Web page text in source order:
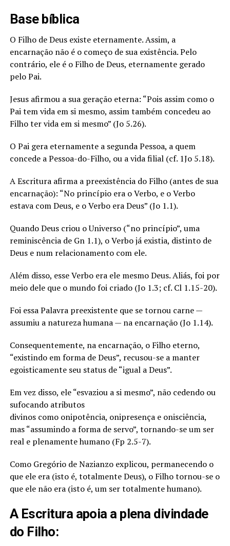
Base bíblica
O Filho de Deus existe eternamente. Assim, a
encarnação não é o começo de sua existência. Pelo
contrário, ele é o Filho de Deus, eternamente gerado
pelo Pai.
Jesus afirmou a sua geração eterna: “Pois assim como o
Pai tem vida em si mesmo, assim também concedeu ao
Filho ter vida em si mesmo” (Jo 5.26).
O Pai gera eternamente a segunda Pessoa, a quem
concede a Pessoa-do-Filho, ou a vida filial (cf. 1Jo 5.18).
A Escritura afirma a preexistência do Filho (antes de sua
encarnação): “No princípio era o Verbo, e o Verbo
estava com Deus, e o Verbo era Deus” (Jo 1.1).
Quando Deus criou o Universo (“no princípio”, uma
reminiscência de Gn 1.1), o Verbo já existia, distinto de
Deus e num relacionamento com ele.
Além disso, esse Verbo era ele mesmo Deus. Aliás, foi por
meio dele que o mundo foi criado (Jo 1.3; cf. Cl 1.15-20).
Foi essa Palavra preexistente que se tornou carne —
assumiu a natureza humana — na encarnação (Jo 1.14).
Consequentemente, na encarnação, o Filho eterno,
“existindo em forma de Deus”, recusou-se a manter
egoisticamente seu status de “igual a Deus”.
Em vez disso, ele “esvaziou a si mesmo”, não cedendo ou
sufocando atributos
divinos como onipotência, onipresença e onisciência,
mas “assumindo a forma de servo”, tornando-se um ser
real e plenamente humano (Fp 2.5-7).
Como Gregório de Nazianzo explicou, permanecendo o
que ele era (isto é, totalmente Deus), o Filho tornou-se o
que ele não era (isto é, um ser totalmente humano).
A Escritura apoia a plena divindade
do Filho: